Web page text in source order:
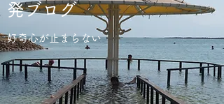
発ブログ
好奇心が止まらない